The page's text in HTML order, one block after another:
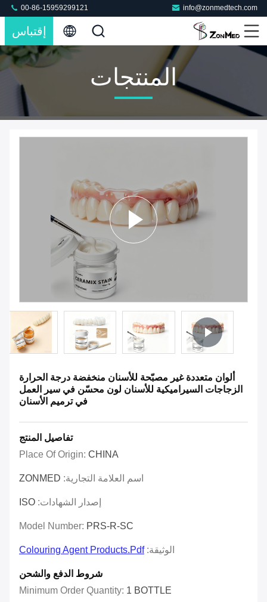
info@zonmedtech.com
00-86-15959299121
إقتباس
المنتجات
ألوان متعددة غير مصبّحة للأسنان منخفضة درجة الحرارة
الزجاجات السيراميكية للأسنان لون محسّن في سير العمل
في ترميم الأسنان
تفاصيل المنتج
Place Of Origin: CHINA
اسم العلامة التجارية: ZONMED
إصدار الشهادات: ISO
Model Number: PRS-R-SC
الوثيقة:Colouring Agent Products.pdf
شروط الدفع والشحن
Minimum Order Quantity: 1 BOTTLE